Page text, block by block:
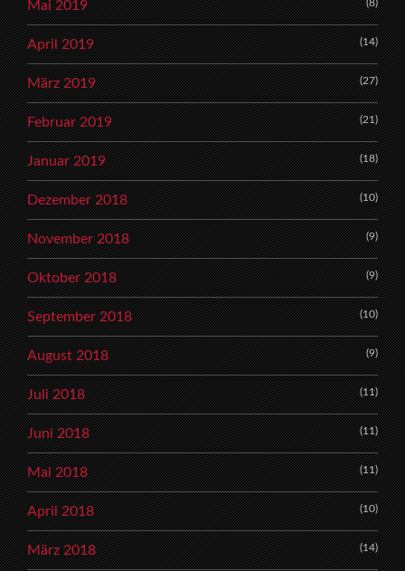
Mai 2019 (8)
April 2019 (14)
März 2019 (27)
Februar 2019 (21)
Januar 2019 (18)
Dezember 2018 (10)
November 2018 (9)
Oktober 2018 (9)
September 2018 (10)
August 2018 (9)
Juli 2018 (11)
Juni 2018 (11)
Mai 2018 (11)
April 2018 (10)
März 2018 (14)